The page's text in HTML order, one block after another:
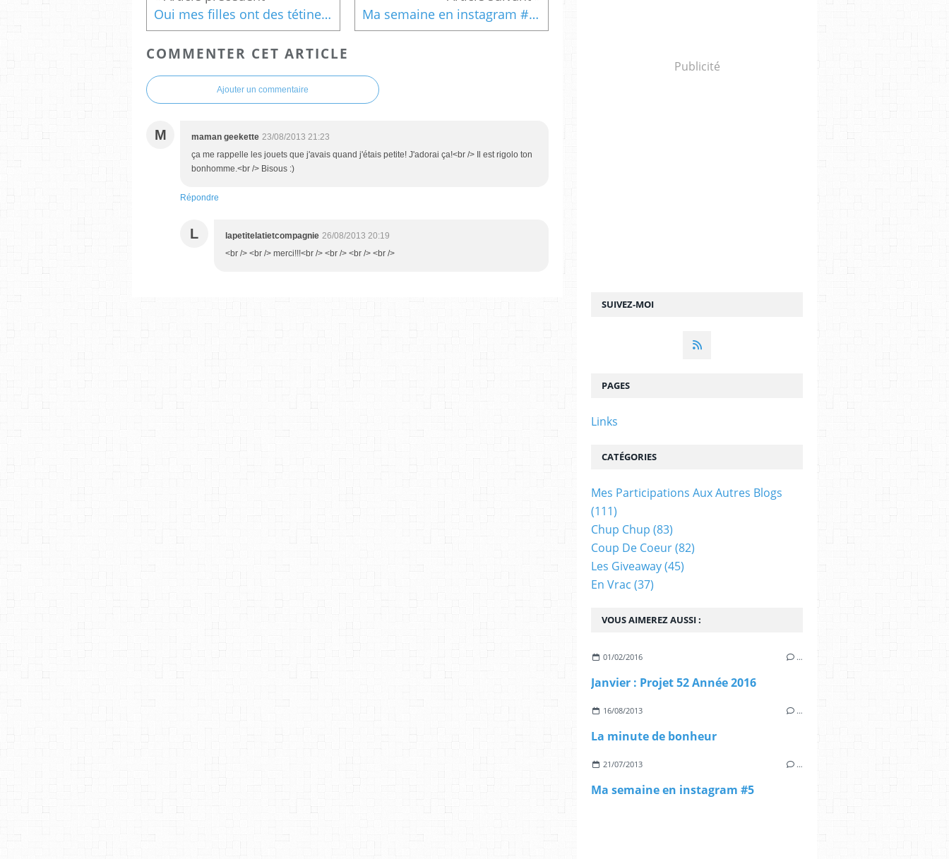
Oui mes filles ont des tétines. Et alors? Ma semaine en instagram #10
COMMENTER CET ARTICLE
Ajouter un commentaire
M maman geekette 23/08/2013 21:23
ça me rappelle les jouets que j'avais quand j'étais petite! J'adorai ça!<br /> Il est rigolo ton
bonhomme.<br /> Bisous :)
Répondre
L lapetitelatietcompagnie 26/08/2013 20:19
<br /> <br /> merci!!!<br /> <br /> <br /> <br />
SUIVEZ-MOI
Publicité
VOUS AIMEREZ AUSSI :
01/02/2016 …
Janvier : Projet 52 Année 2016
16/08/2013 …
La minute de bonheur
21/07/2013 …
Ma semaine en instagram #5
PAGES
Links
CATÉGORIES
Mes Participations Aux Autres Blogs
(111)
Chup Chup (83)
Coup De Coeur(82)
Les Giveaway(45)
En Vrac (37)